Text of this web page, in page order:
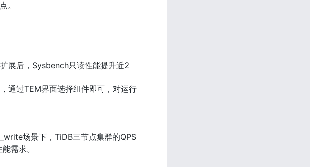
。
展后，Sysbench只读性能提升近2
通过TEM界面选择组件即可，对运行
场景下，TiDB三节点集群的QPS
需求。